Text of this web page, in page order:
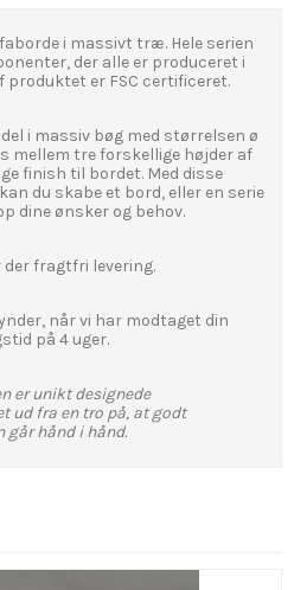
i massivt træ. Hele serien
der alle er produceret i
er FSC certificeret.
i massiv bøg med størrelsen ø
mellem tre forskellige højder af
finish til bordet. Med disse
du skabe et bord, eller en serie
dine ønsker og behov.
fragtfri levering.
når vi har modtaget din
på 4 uger.
er unikt designede
ud fra en tro på, at godt
hånd i hånd.